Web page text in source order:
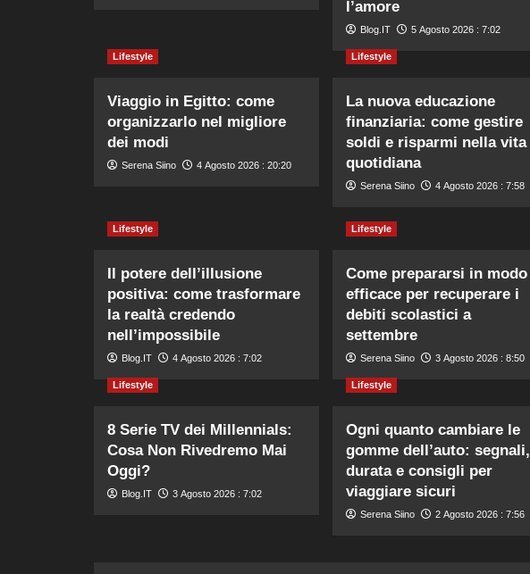
l’amore
Blog.IT 5 Agosto 2026 : 7:02
Lifestyle
Viaggio in Egitto: come
organizzarlo nel migliore
dei modi
Serena Siino 4 Agosto 2026 : 20:20
Lifestyle
La nuova educazione
finanziaria: come gestire
soldi e risparmi nella vita
quotidiana
Serena Siino 4 Agosto 2026 : 7:58
Lifestyle
Il potere dell’illusione
positiva: come trasformare
la realtà credendo
nell’impossibile
Blog.IT 4 Agosto 2026 : 7:02
Lifestyle
Come prepararsi in modo
efficace per recuperare i
debiti scolastici a
settembre
Serena Siino 3 Agosto 2026 : 8:50
Lifestyle
8 Serie TV dei Millennials:
Cosa Non Rivedremo Mai
Oggi?
Blog.IT 3 Agosto 2026 : 7:02
Lifestyle
Ogni quanto cambiare le
gomme dell’auto: segnali,
durata e consigli per
viaggiare sicuri
Serena Siino 2 Agosto 2026 : 7:56